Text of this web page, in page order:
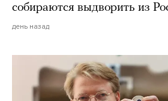
собираются выдворить из
день назад